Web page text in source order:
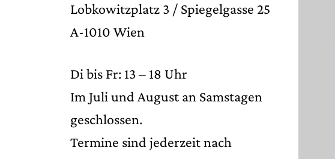
Lobkowitzplatz 3 / Spiegelgasse 25
A-1010 Wien
Di bis Fr: 13 – 18 Uhr
Im Juli und August an Samstagen
geschlossen.
Termine sind jederzeit nach